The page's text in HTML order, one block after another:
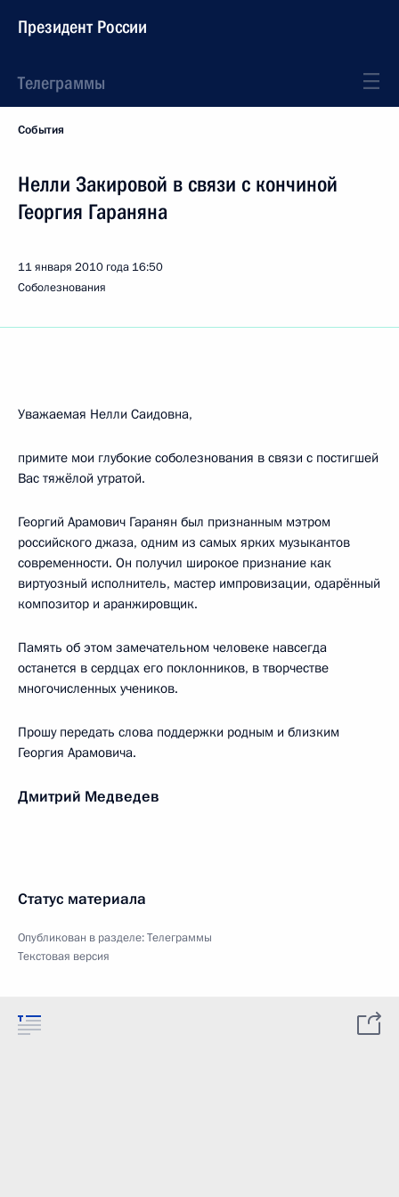
Президент России
Телеграммы
События
Нелли Закировой в связи с кончиной
Георгия Гараняна
11 января 2010 года 16:50
Соболезнования
Уважаемая Нелли Саидовна,
примите мои глубокие соболезнования в связи с постигшей
Вас тяжёлой утратой.
Георгий Арамович Гаранян был признанным мэтром
российского джаза, одним из самых ярких музыкантов
современности. Он получил широкое признание как
виртуозный исполнитель, мастер импровизации, одарённый
композитор и аранжировщик.
Память об этом замечательном человеке навсегда
останется в сердцах его поклонников, в творчестве
многочисленных учеников.
Прошу передать слова поддержки родным и близким
Георгия Арамовича.
Дмитрий Медведев
Статус материала
Опубликован в разделе:Телеграммы
Текстовая версия